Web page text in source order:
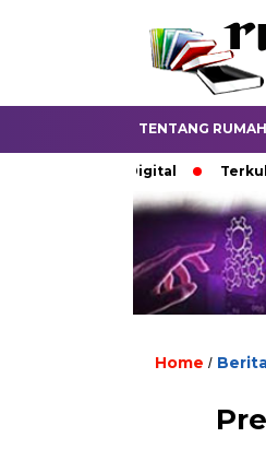
TENTANG
Terkubur
Home /